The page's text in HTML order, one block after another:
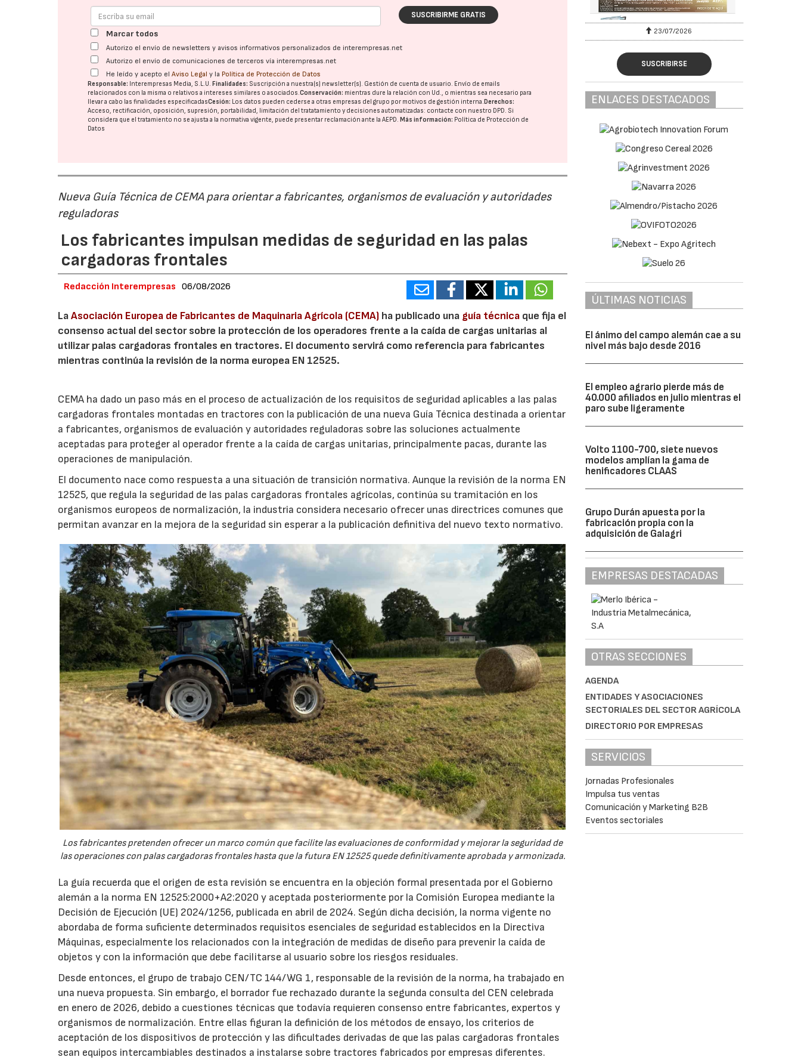
SUSCRIBIRME GRATIS
Marcar todos
Autorizo el envío de newsletters y avisos informativos personalizados de interempresas.net
Autorizo el envío de comunicaciones de terceros vía interempresas.net
He leído y acepto elAviso Legal y la Política de Protección de Datos
Responsable: Interempresas Media, S.L.U. Finalidades: Suscripción a nuestra(s) newsletter(s). Gestión de cuenta de usuario. Envío de emails
relacionados con la misma o relativos a intereses similares o asociados.Conservación: mientras dure la relación con Ud., o mientras sea necesario para
llevar a cabo las finalidades especificadasCesión: Los datos pueden cederse a otras empresas del grupo por motivos de gestión interna. Derechos:
Acceso, rectificación, oposición, supresión, portabilidad, limitación del tratatamiento y decisiones automatizadas: contacte con nuestro DPD. Si
considera que el tratamiento no se ajusta a la normativa vigente, puede presentar reclamación ante laAEPD. Más información: Política de Protección de
Datos
Nueva Guía Técnica de CEMA para orientar a fabricantes, organismos de evaluación y autoridades
reguladoras
Los fabricantes impulsan medidas de seguridad en las palas
cargadoras frontales
Redacción Interempresas 06/08/2026
LaAsociación Europea de Fabricantes de Maquinaria Agrícola (CEMA) ha publicado una guía técnica que fija el
consenso actual del sector sobre la protección de los operadores frente a la caída de cargas unitarias al
utilizar palas cargadoras frontales en tractores. El documento servirá como referencia para fabricantes
mientras continúa la revisión de la norma europea EN 12525.
CEMA ha dado un paso más en el proceso de actualización de los requisitos de seguridad aplicables a las palas
cargadoras frontales montadas en tractores con la publicación de una nueva Guía Técnica destinada a orientar
a fabricantes, organismos de evaluación y autoridades reguladoras sobre las soluciones actualmente
aceptadas para proteger al operador frente a la caída de cargas unitarias, principalmente pacas, durante las
operaciones de manipulación.
El documento nace como respuesta a una situación de transición normativa. Aunque la revisión de la norma EN
12525, que regula la seguridad de las palas cargadoras frontales agrícolas, continúa su tramitación en los
organismos europeos de normalización, la industria considera necesario ofrecer unas directrices comunes que
permitan avanzar en la mejora de la seguridad sin esperar a la publicación definitiva del nuevo texto normativo.
Los fabricantes pretenden ofrecer un marco común que facilite las evaluaciones de conformidad y mejorar la seguridad de
las operaciones con palas cargadoras frontales hasta que la futura EN 12525 quede definitivamente aprobada y armonizada.
La guía recuerda que el origen de esta revisión se encuentra en la objeción formal presentada por el Gobierno
alemán a la norma EN 12525:2000+A2:2020 y aceptada posteriormente por la Comisión Europea mediante la
Decisión de Ejecución (UE) 2024/1256, publicada en abril de 2024. Según dicha decisión, la norma vigente no
abordaba de forma suficiente determinados requisitos esenciales de seguridad establecidos en la Directiva
Máquinas, especialmente los relacionados con la integración de medidas de diseño para prevenir la caída de
objetos y con la información que debe facilitarse al usuario sobre los riesgos residuales.
Desde entonces, el grupo de trabajo CEN/TC 144/WG 1, responsable de la revisión de la norma, ha trabajado en
una nueva propuesta. Sin embargo, el borrador fue rechazado durante la segunda consulta del CEN celebrada
en enero de 2026, debido a cuestiones técnicas que todavía requieren consenso entre fabricantes, expertos y
organismos de normalización. Entre ellas figuran la definición de los métodos de ensayo, los criterios de
aceptación de los dispositivos de protección y las dificultades derivadas de que las palas cargadoras frontales
sean equipos intercambiables destinados a instalarse sobre tractores fabricados por empresas diferentes.
23/07/2026
SUSCRIBIRSE
ENLACES DESTACADOS
ÚLTIMAS NOTICIAS
El ánimo del campo alemán cae a su
nivel más bajo desde 2016
El empleo agrario pierde más de
40.000 afiliados en julio mientras el
paro sube ligeramente
Volto 1100-700, siete nuevos
modelos amplían la gama de
henificadores CLAAS
Grupo Durán apuesta por la
fabricación propia con la
adquisición de Galagri
EMPRESAS DESTACADAS
OTRAS SECCIONES
AGENDA
ENTIDADES Y ASOCIACIONES
SECTORIALES DEL SECTOR AGRÍCOLA
DIRECTORIO POR EMPRESAS
SERVICIOS
Jornadas Profesionales
Impulsa tus ventas
Comunicación y Marketing B2B
Eventos sectoriales